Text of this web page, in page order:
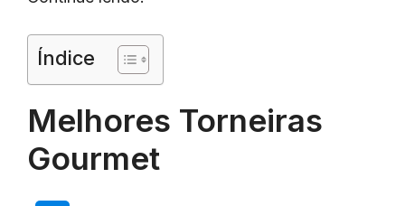
Índice
Melhores Torneiras
Gourmet